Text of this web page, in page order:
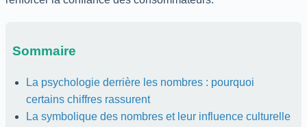
Sommaire
La psychologie derrière les nombres : pourquoi
certains chiffres rassurent
La symbolique des nombres et leur influence culturelle